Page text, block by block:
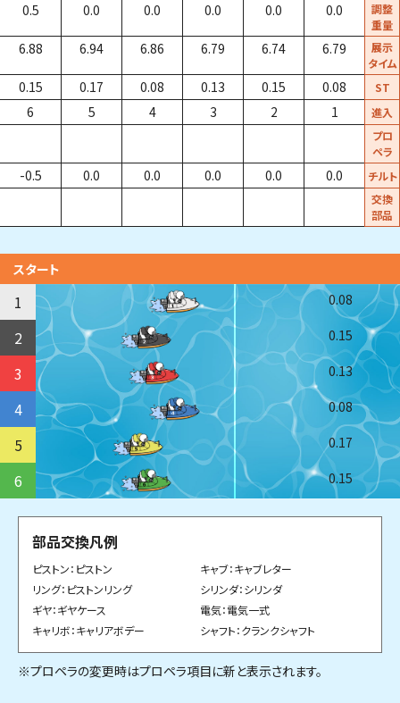
調整
重量
0.0
0.0
0.0
0.0
0.0
0.5
展示
タイム
6.79
6.74
6.79
6.86
6.94
6.88
ST
0.08
0.15
0.13
0.08
0.17
0.15
進入
1
2
3
4
5
6
プロ
ペラ
チルト
0.0
0.0
0.0
0.0
0.0
-0.5
交換
部品
スタート
1 0.08
2 0.15
3 0.13
4 0.08
5 0.17
6 0.15
部品交換凡例
ピストン：ピストン
リング：ピストンリング
ギヤ：ギヤケース
キャリボ：キャリアボデー
キャブ：キャブレター
シリンダ：シリンダ
電気：電気一式
シャフト：クランクシャフト
※プロペラの変更時はプロペラ項目に新と表示されます。